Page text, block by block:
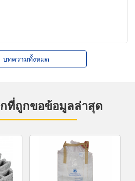
บทความทั้งหมด
ที่ถูกขอข้อมูลล่าสุด